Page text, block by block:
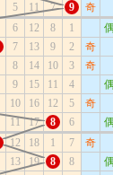
5 11 7 9
奇
6 12 8 1
7 13 9 2
奇
8 14 10 3
奇
9 15 11 4
10 16 12 5
奇
11 17 8 6
12 18 1 7
奇
13 19 8 8